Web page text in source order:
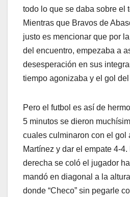
todo lo que se daba sobre el
Mientras que Bravos de
justo es mencionar que por
del encuentro, empezaba a
desesperación en sus
tiempo agonizaba y el gol
Pero el futbol es así de
5 minutos se dieron
cuales culminaron con el gol
Martínez y dar el empate 4-
derecha se coló el jugador
mandó en diagonal a la
donde “Checo” sin pegarle